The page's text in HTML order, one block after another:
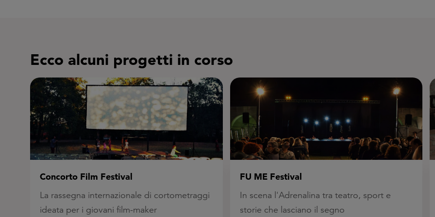
Ecco alcuni progetti in corso
FU ME Festival
In scena l'Adrenalina tra teatro, sport e
storie che lasciano il segno
Sagra del tortellino tradizionale
L’appuntamento con le sfogline e l’arte del
tirare la pasta